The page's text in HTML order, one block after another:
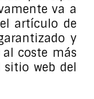
va a
artículo de
y
coste más
web del